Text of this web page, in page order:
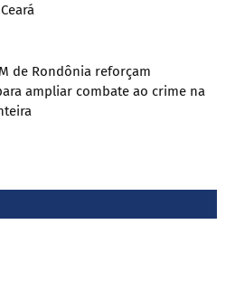
de Rondônia reforçam
ampliar combate ao crime na